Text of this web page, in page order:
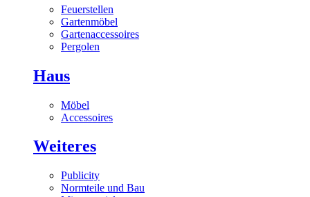
Feuerstellen
Gartenmöbel
Gartenaccessoires
Pergolen
Haus
Möbel
Accessoires
Weiteres
Publicity
Normteile und Bau